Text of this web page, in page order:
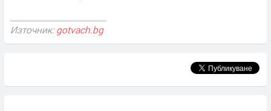
Източник: gotvach.bg